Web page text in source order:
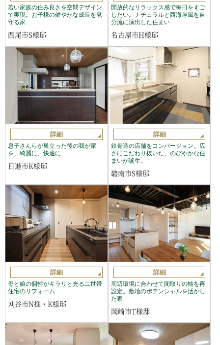
若い家族の住み良さを空間デザイン
で実現。お子様の健やかな成長を見
守る家
西尾市S様邸
開放的なリラックス感で毎日をすご
したい。ナチュラルと西海岸風を自
分流に演出した住まい
名古屋市H様邸
詳細
息子さんらが巣立った後の我が家
を、綺麗に、快適に
日進市K様邸
詳細
鉄骨造の店舗をコンバージョン。広
さにこだわり抜いた、のびやかな住
まいが誕生。
碧南市S様邸
詳細
母と娘の個性がキラリと光る二世帯
住宅のリフォーム
刈谷市N様・K様邸
詳細
周辺環境に合わせて間取りの軸を再
設定。敷地のポテンシャルを活かし
た家
岡崎市T様邸